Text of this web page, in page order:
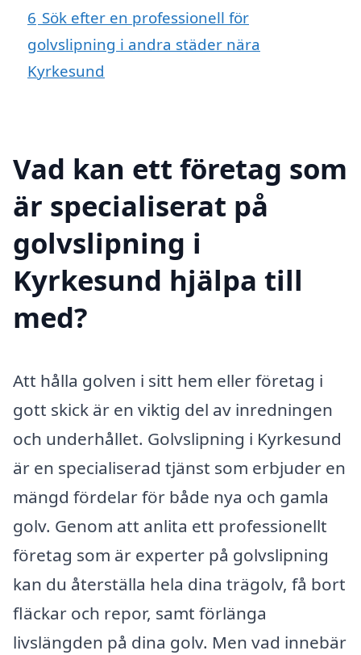
6 Sök efter en professionell för
golvslipning i andra städer nära
Kyrkesund
Vad kan ett företag som
är specialiserat på
golvslipning i
Kyrkesund hjälpa till
med?
Att hålla golven i sitt hem eller företag i
gott skick är en viktig del av inredningen
och underhållet. Golvslipning i Kyrkesund
är en specialiserad tjänst som erbjuder en
mängd fördelar för både nya och gamla
golv. Genom att anlita ett professionellt
företag som är experter på golvslipning
kan du återställa hela dina trägolv, få bort
fläckar och repor, samt förlänga
livslängden på dina golv. Men vad innebär